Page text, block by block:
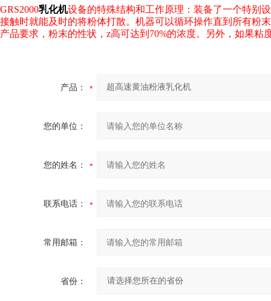
GRS2000乳化机设备的特殊结构和工作原理：装备了一个特别
接触时就能及时的将粉体打散。机器可以循环操作直到所有粉
产品要求，粉末的性状，z高可达到70%的浓度。另外，如果粘
产品：
您的单位：
您的姓名：
联系电话：
常用邮箱：
省份：